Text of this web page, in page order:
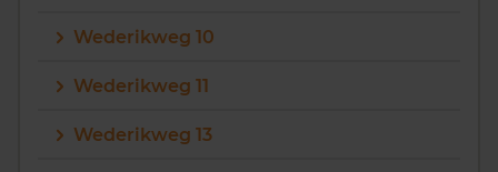
Wederikweg 10
Wederikweg 11
Wederikweg 13